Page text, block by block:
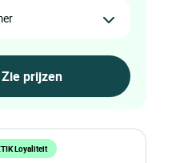
Loyaliteit